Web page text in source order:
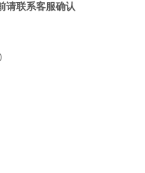
请联系客服确认